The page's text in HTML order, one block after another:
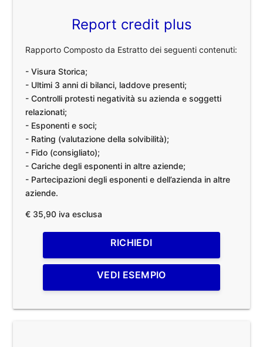
Report credit plus
Rapporto Composto da Estratto dei seguenti contenuti:
- Visura Storica;
- Ultimi 3 anni di bilanci, laddove presenti;
- Controlli protesti negatività su azienda e soggetti
relazionati;
- Esponenti e soci;
- Rating (valutazione della solvibilità);
- Fido (consigliato);
- Cariche degli esponenti in altre aziende;
- Partecipazioni degli esponenti e dell’azienda in altre
aziende.
€ 35,90 iva esclusa
RICHIEDI
VEDI ESEMPIO